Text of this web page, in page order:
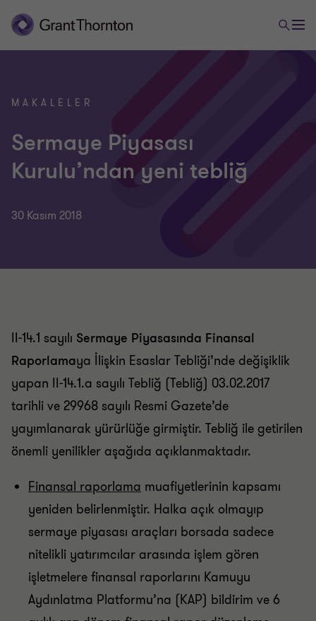
MAKALELER
Sermaye Piyasası
Kurulu’ndan yeni tebliğ
30 Kasım 2018
II-14.1 sayılı Sermaye Piyasasında Finansal
Raporlamaya İlişkin Esaslar Tebliği’nde değişiklik
yapan II-14.1.a sayılı Tebliğ (Tebliğ) 03.02.2017
tarihli ve 29968 sayılı Resmi Gazete’de
yayımlanarak yürürlüğe girmiştir. Tebliğ ile getirilen
önemli yenilikler aşağıda açıklanmaktadır.
Finansal raporlama muafiyetlerinin kapsamı
yeniden belirlenmiştir. Halka açık olmayıp
sermaye piyasası araçları borsada sadece
nitelikli yatırımcılar arasında işlem gören
işletmelere finansal raporlarını Kamuyu
Aydınlatma Platformu’na (KAP) bildirim ve 6